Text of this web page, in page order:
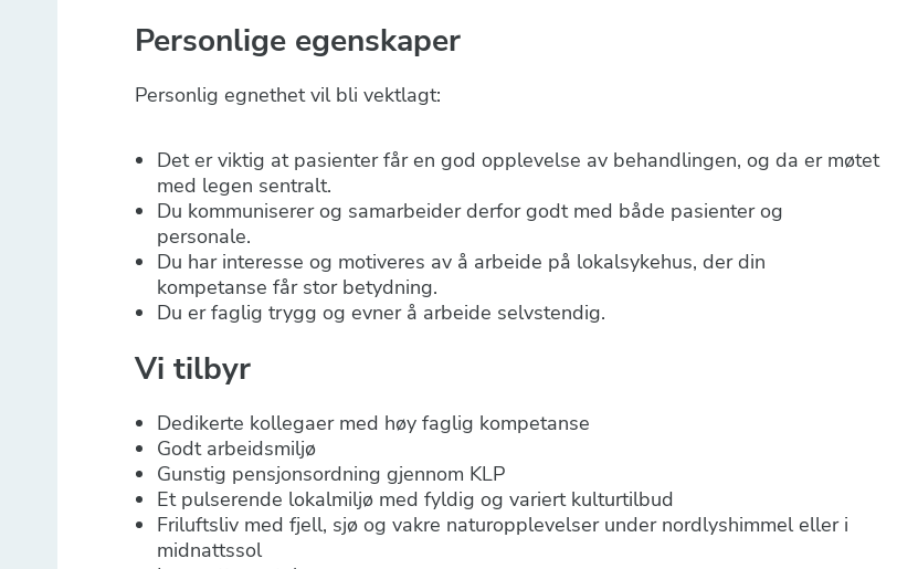
Personlige egenskaper
Personlig egnethet vil bli vektlagt:
Det er viktig at pasienter får en god opplevelse av behandlingen, og da er møtet
med legen sentralt.
Du kommuniserer og samarbeider derfor godt med både pasienter og
personale.
Du har interesse og motiveres av å arbeide på lokalsykehus, der din
kompetanse får stor betydning.
Du er faglig trygg og evner å arbeide selvstendig.
Vi tilbyr
Dedikerte kollegaer med høy faglig kompetanse
Godt arbeidsmiljø
Gunstig pensjonsordning gjennom KLP
Et pulserende lokalmiljø med fyldig og variert kulturtilbud
Friluftsliv med fjell, sjø og vakre naturopplevelser under nordlyshimmel eller i
midnattssol